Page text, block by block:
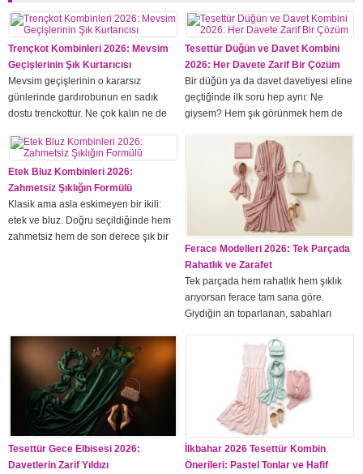
Trençkot Kombinleri 2026: Mevsim
Geçişlerinin Şık Kurtarıcısı
Mevsim geçişlerinin o kararsız
günlerinde gardırobunun en sadık
dostu trenckottur. Ne çok kalın ne de
rüzgarlı akşamların ihtiyacına cevap
verir. Sen de uzun bir trenckotun nasıl
bir çırpıda şıklık kattığını fark ettiysen,
doğru yerdesin. Bu rehberde 2026
trenckot kombinlerini, parça
seçimlerini ve tesettüre uyumlu...
Tesettür Düğün ve Davet Kombini
2026: Her Davete Zarif Bir Çözüm
Bir düğün ya da davet davetiyesi eline
geçtiğinde ilk soru hep aynı: Ne
giysem? Hem şık görünmek hem de
davet kombinleri zarif çözümlerle dolu.
Bu rehberde düğün ve davetlerde fark
yaratacak parçaları ve kombin
mantığını birlikte ele alacağız.Davet
Türüne Göre Kıyafet SeçimiHer davet
aynı değildir....
Etek Bluz Kombinleri 2026:
Zahmetsiz Şıklığın Formülü
Klasik ama asla eskimeyen bir ikili:
etek ve bluz. Doğru seçildiğinde hem
zahmetsiz hem de son derece şık bir
UyumuPileli midi etekler, saten
dökümlü modeller ve kalem etekler...
Ferace Modelleri 2026: Tek Parçada
Rahatlık ve Zarafet
Tek parçada hem rahatlık hem şıklık
arıyorsan ferace tam sana göre.
Giydiğin an toparlanan, sabahları
bu zarif parça, 2026'da modern
kesimleri ve yumuşak tonlarıyla
yeniden gözde. Gel, ferace modellerini
ve onları nasıl canlı tutacağını birlikte
bakalım.2026 Ferace Modelleri ve
KesimleriBu sezon düz kesim klasik
feracelerin yanı sıra,...
Tesettür Gece Elbisesi 2026:
Davetlerin Zarif Yıldızı
İlkbahar 2026 Tesettür Kombin
Önerileri: Pastel Tonlar ve Hafif